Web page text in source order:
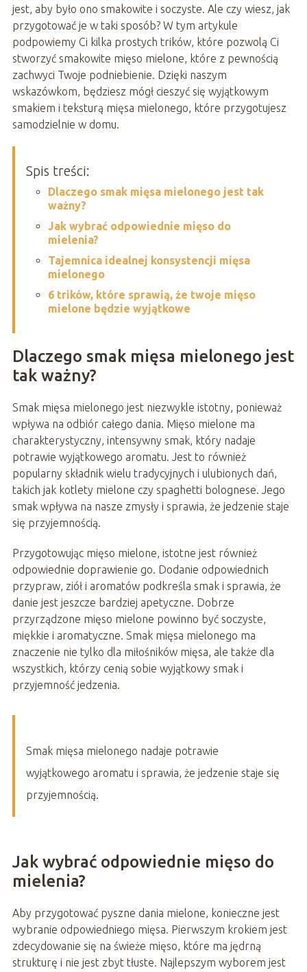
jest, aby było ono smakowite i soczyste. Ale czy wiesz, jak
przygotować je w taki sposób? W tym artykule
podpowiemy Ci kilka prostych trików, które pozwolą Ci
stworzyć smakowite mięso mielone, które z pewnością
zachwyci Twoje podniebienie. Dzięki naszym
wskazówkom, będziesz mógł cieszyć się wyjątkowym
smakiem i teksturą mięsa mielonego, które przygotujesz
samodzielnie w domu.
Spis treści:
Dlaczego smak mięsa mielonego jest tak
ważny?
Jak wybrać odpowiednie mięso do
mielenia?
Tajemnica idealnej konsystencji mięsa
mielonego
6 trików, które sprawią, że twoje mięso
mielone będzie wyjątkowe
Dlaczego smak mięsa mielonego jest
tak ważny?
Smak mięsa mielonego jest niezwykle istotny, ponieważ
wpływa na odbiór całego dania. Mięso mielone ma
charakterystyczny, intensywny smak, który nadaje
potrawie wyjątkowego aromatu. Jest to również
popularny składnik wielu tradycyjnych i ulubionych dań,
takich jak kotlety mielone czy spaghetti bolognese. Jego
smak wpływa na nasze zmysły i sprawia, że jedzenie staje
się przyjemnością.
Przygotowując mięso mielone, istotne jest również
odpowiednie doprawienie go. Dodanie odpowiednich
przypraw, ziół i aromatów podkreśla smak i sprawia, że
danie jest jeszcze bardziej apetyczne. Dobrze
przyrządzone mięso mielone powinno być soczyste,
miękkie i aromatyczne. Smak mięsa mielonego ma
znaczenie nie tylko dla miłośników mięsa, ale także dla
wszystkich, którzy cenią sobie wyjątkowy smak i
przyjemność jedzenia.
Smak mięsa mielonego nadaje potrawie
wyjątkowego aromatu i sprawia, że jedzenie staje się
przyjemnością.
Jak wybrać odpowiednie mięso do
mielenia?
Aby przygotować pyszne dania mielone, konieczne jest
wybranie odpowiedniego mięsa. Pierwszym krokiem jest
zdecydowanie się na świeże mięso, które ma jędrną
strukturę i nie jest zbyt tłuste. Najlepszym wyborem jest